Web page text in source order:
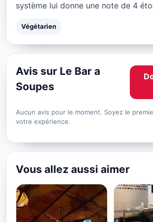
système lui donne une note de 4
Végétarien
Avis sur Le Bar a
Soupes
Aucun avis pour le moment. Soyez le
votre expérience.
Vous allez aussi aimer